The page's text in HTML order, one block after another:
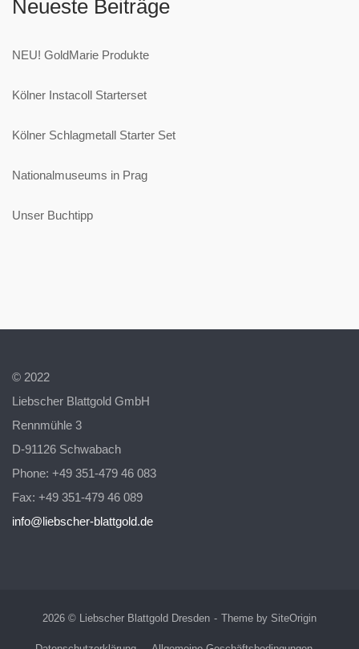
Neueste Beiträge
NEU! GoldMarie Produkte
Kölner Instacoll Starterset
Kölner Schlagmetall Starter Set
Nationalmuseums in Prag
Unser Buchtipp
© 2022
Liebscher Blattgold GmbH
Rennmühle 3
D-91126 Schwabach
Phone: +49 351-479 46 083
Fax: +49 351-479 46 089
info@liebscher-blattgold.de
2026 © Liebscher Blattgold Dresden Theme by SiteOrigin